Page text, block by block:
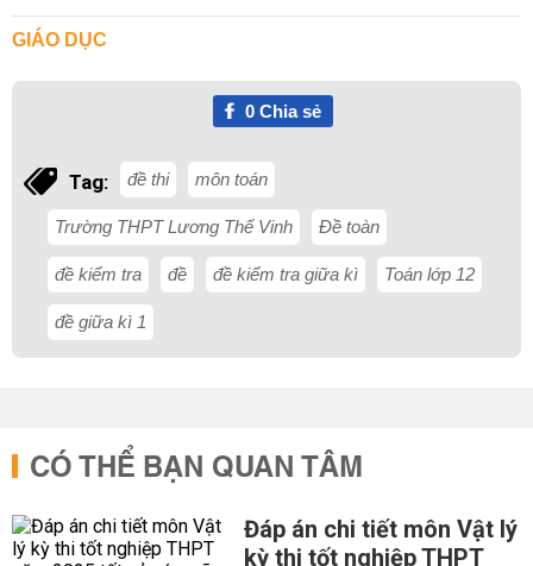
GIÁO DỤC
0Chia sẻ
Tag: đề thi môn toán
Trường THPT Lương Thế Vinh Đề toàn
đề kiểm tra đề đề kiểm tra giữa kì Toán lớp 12
đề giữa kì 1
CÓ THỂ BẠN QUAN TÂM
Đáp án chi tiết môn Vật lý
kỳ thi tốt nghiệp THPT